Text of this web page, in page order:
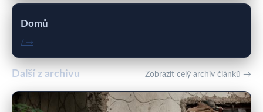
Domů
/ →
Další z archivu Zobrazit celý archiv článků →